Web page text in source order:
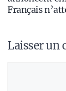
Français
Laisser un